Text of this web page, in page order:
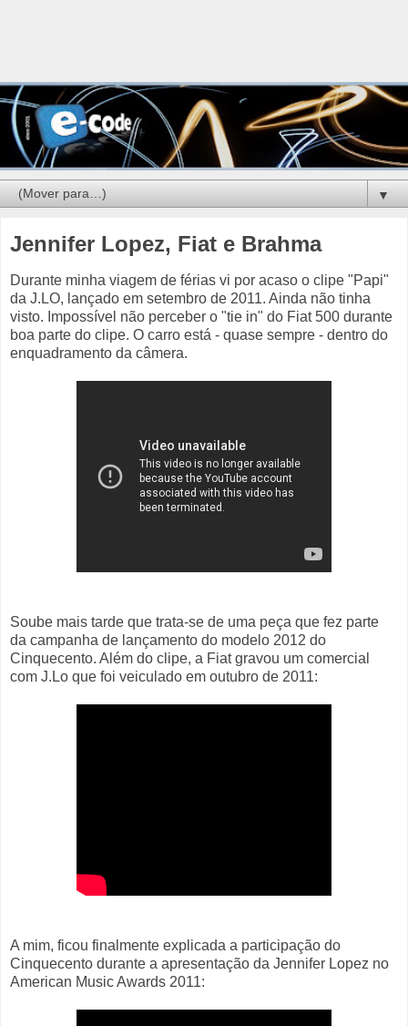
▼
Jennifer Lopez, Fiat e Brahma
Durante minha viagem de férias vi por acaso o clipe "Papi"
da J.LO, lançado em setembro de 2011. Ainda não tinha
visto. Impossível não perceber o "tie in" do Fiat 500 durante
boa parte do clipe. O carro está - quase sempre - dentro do
enquadramento da câmera.
Soube mais tarde que trata-se de uma peça que fez parte
da campanha de lançamento do modelo 2012 do
Cinquecento. Além do clipe, a Fiat gravou um comercial
com J.Lo que foi veiculado em outubro de 2011:
A mim, ficou finalmente explicada a participação do
Cinquecento durante a apresentação da Jennifer Lopez no
American Music Awards 2011: